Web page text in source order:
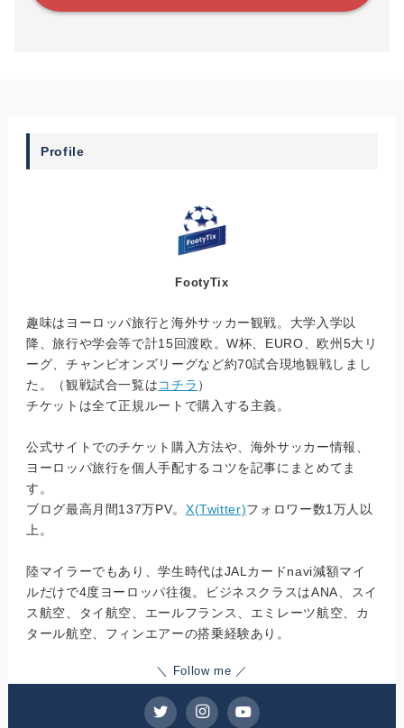
Profile
FootyTix
趣味はヨーロッパ旅行と海外サッカー観戦。大学入学以
降、旅行や学会等で計15回渡欧。W杯、EURO、欧州5大リ
ーグ、チャンピオンズリーグなど約70試合現地観戦しまし
た。（観戦試合一覧はコチラ ）
チケットは全て正規ルートで購入する主義。
公式サイトでのチケット購入方法や、海外サッカー情報、
ヨーロッパ旅行を個人手配するコツを記事にまとめてま
す。
ブログ最高月間137万PV。 X(Twitter)フォロワー数1万人以
上。
陸マイラーでもあり、学生時代はJALカードnavi減額マイ
ルだけで4度ヨーロッパ往復。ビジネスクラスはANA、スイ
ス航空、タイ航空、エールフランス、エミレーツ航空、カ
タール航空、フィンエアーの搭乗経験あり。
＼ Follow me ／